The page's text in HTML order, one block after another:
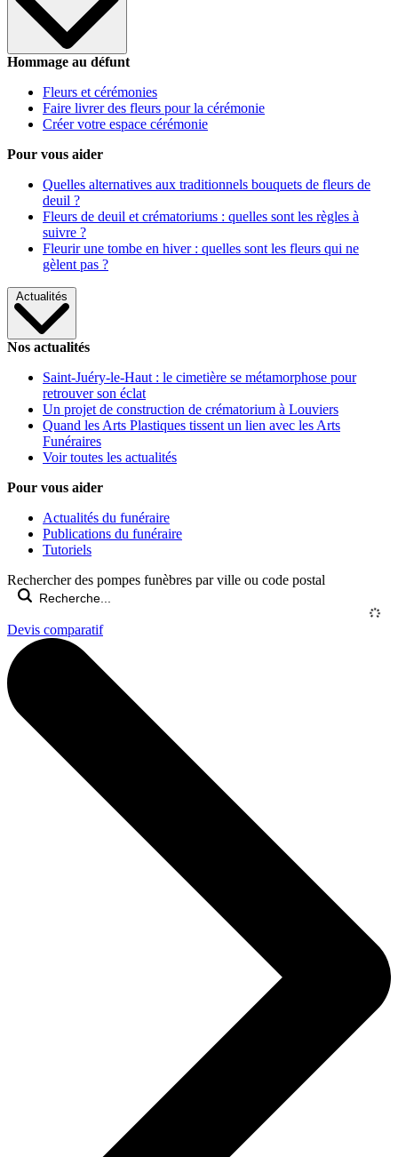
Hommage au défunt
Fleurs et cérémonies
Faire livrer des fleurs pour la cérémonie
Créer votre espace cérémonie
Pour vous aider
Quelles alternatives aux traditionnels bouquets de fleurs de
deuil ?
Fleurs de deuil et crématoriums : quelles sont les règles à
suivre ?
Fleurir une tombe en hiver : quelles sont les fleurs qui ne
gèlent pas ?
Actualités
Nos actualités
Saint-Juéry-le-Haut : le cimetière se métamorphose pour
retrouver son éclat
Un projet de construction de crématorium à Louviers
Quand les Arts Plastiques tissent un lien avec les Arts
Funéraires
Voir toutes les actualités
Pour vous aider
Actualités du funéraire
Publications du funéraire
Tutoriels
Rechercher des pompes funèbres par ville ou code postal
Devis comparatif